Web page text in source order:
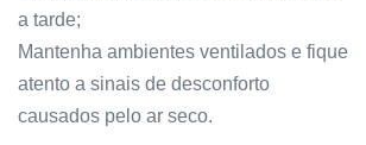
a tarde;
Mantenha ambientes ventilados e fique
atento a sinais de desconforto
causados pelo ar seco.